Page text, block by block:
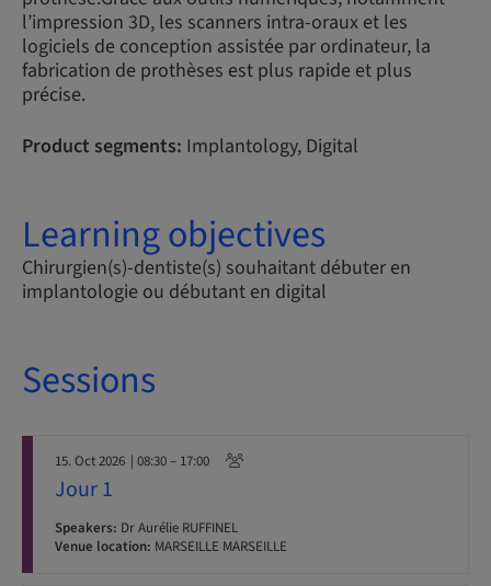
l’impression 3D, les scanners intra-oraux et les
logiciels de conception assistée par ordinateur, la
fabrication de prothèses est plus rapide et plus
précise.
Product segments: Implantology, Digital
Learning objectives
Chirurgien(s)-dentiste(s) souhaitant débuter en
implantologie ou débutant en digital
Sessions
15. Oct 2026 | 08:30 – 17:00
Jour 1
Speakers: Dr Aurélie RUFFINEL
Venue location: MARSEILLE MARSEILLE